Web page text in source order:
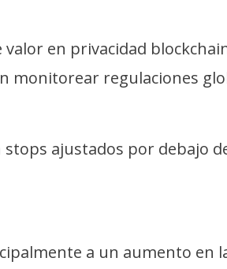
valor en privacidad
monitorear regulaciones
ajustados por debajo
a un aumento en